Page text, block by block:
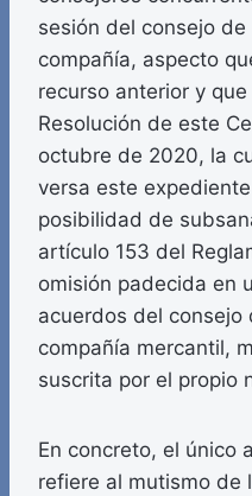
sesión del consejo
compañía, aspecto
recurso anterior y
Resolución de este
octubre de 2020, la
versa este
posibilidad de
artículo 153 del
omisión padecida en
acuerdos del
compañía mercantil,
suscrita por el propio
En concreto, el único
refiere al mutismo de